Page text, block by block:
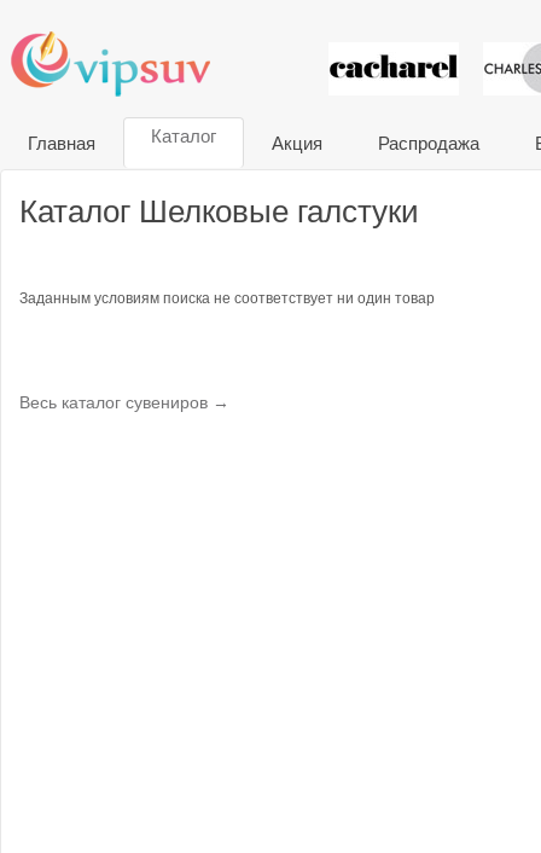
VIP
Главная Каталог Акция Распродажа
Каталог Шелковые галстуки
Заданным условиям поиска не соответствует ни один товар
Весь каталог сувениров →